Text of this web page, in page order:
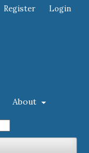
About
Register Login